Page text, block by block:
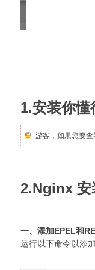
1.安装你
游客，如果您要
2.Nginx 安
一、添加EPEL和
运行以下命令以添